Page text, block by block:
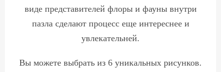
виде представителей флоры и фауны внутри
пазла сделают процесс еще интереснее и
увлекательней.
Вы можете выбрать из 6 уникальных рисунков.